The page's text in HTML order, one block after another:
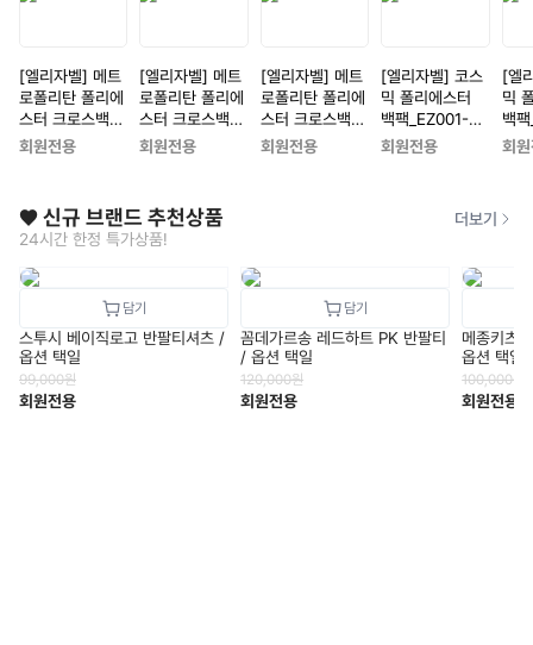
[엘리자벨] 메트
로폴리탄 폴리에
스터 크로스백_E
Z005-BK[블랙]
회원전용
[엘리자벨] 메트
로폴리탄 폴리에
스터 크로스백_E
Z005-SV[실버]
회원전용
[엘리자벨] 메트
로폴리탄 폴리에
스터 크로스백_E
Z005-WH[화이
회원전용
[엘리자벨] 코스
믹 폴리에스터
백팩_EZ001-B
K[블랙]
회원전용
[엘
믹
백
V[
회
❤️ 신규 브랜드 추천상품
24시간 한정 특가상품!
더보기
스투시 베이직로고 반팔티셔츠 /
옵션 택일
99,000원
회원전용
꼼데가르송 레드하트 PK 반팔티
/ 옵션 택일
120,000원
회원전용
메종키츠
옵션 택일
100,000원
회원전용